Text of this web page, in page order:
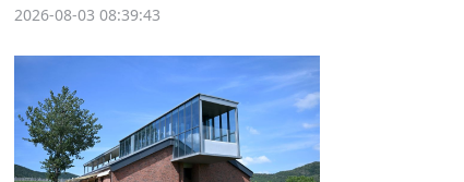
2026-08-03 08:39:43